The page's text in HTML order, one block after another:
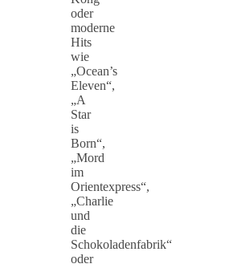
oder
moderne
Hits
wie
„Ocean’s
Eleven“,
„A
Star
is
Born“,
„Mord
im
Orientexpress“,
„Charlie
und
die
Schokoladenfabrik“
oder